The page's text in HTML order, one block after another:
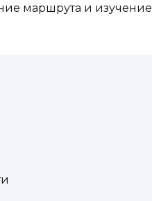
маршрута и изучение